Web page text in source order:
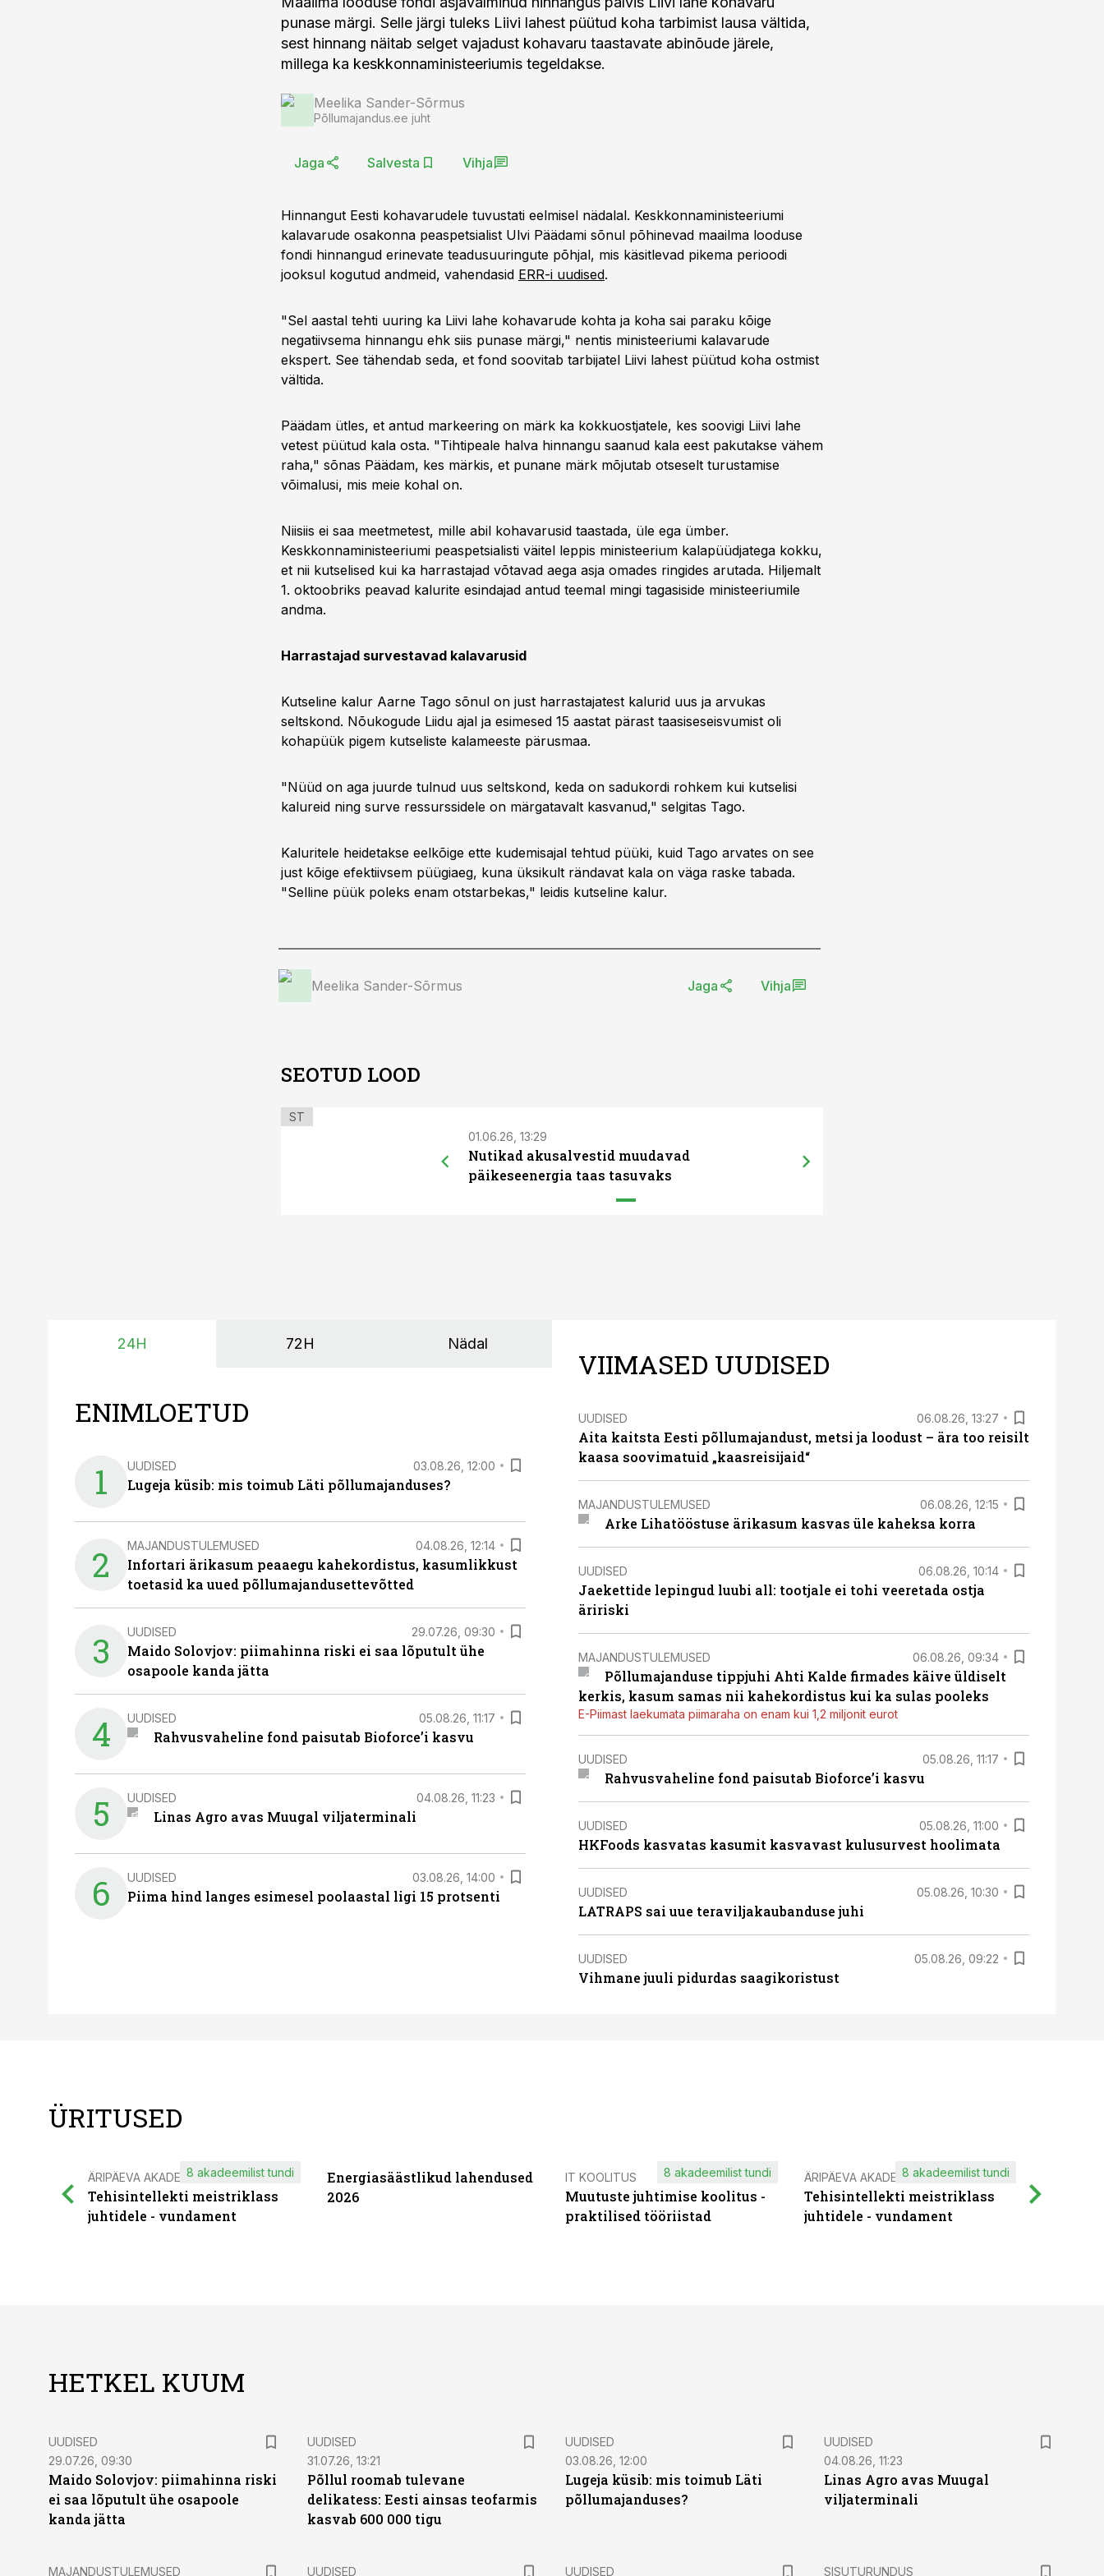
punase märgi. Selle järgi tuleks Liivi lahest püütud koha tarbimist lausa vältida,
sest hinnang näitab selget vajadust kohavaru taastavate abinõude järele,
millega ka keskkonnaministeeriumis tegeldakse.
Meelika Sander-Sõrmus
Põllumajandus.ee juht
Jaga Salvesta Vihja
Hinnangut Eesti kohavarudele tuvustati eelmisel nädalal. Keskkonnaministeeriumi
kalavarude osakonna peaspetsialist Ulvi Päädami sõnul põhinevad maailma looduse
fondi hinnangud erinevate teadusuuringute põhjal, mis käsitlevad pikema perioodi
jooksul kogutud andmeid, vahendasid ERR-i uudised.
"Sel aastal tehti uuring ka Liivi lahe kohavarude kohta ja koha sai paraku kõige
negatiivsema hinnangu ehk siis punase märgi," nentis ministeeriumi kalavarude
ekspert. See tähendab seda, et fond soovitab tarbijatel Liivi lahest püütud koha ostmist
vältida.
Päädam ütles, et antud markeering on märk ka kokkuostjatele, kes soovigi Liivi lahe
vetest püütud kala osta. "Tihtipeale halva hinnangu saanud kala eest pakutakse vähem
raha," sõnas Päädam, kes märkis, et punane märk mõjutab otseselt turustamise
võimalusi, mis meie kohal on.
Niisiis ei saa meetmetest, mille abil kohavarusid taastada, üle ega ümber.
Keskkonnaministeeriumi peaspetsialisti väitel leppis ministeerium kalapüüdjatega kokku,
et nii kutselised kui ka harrastajad võtavad aega asja omades ringides arutada. Hiljemalt
1. oktoobriks peavad kalurite esindajad antud teemal mingi tagasiside ministeeriumile
andma.
Harrastajad survestavad kalavarusid
Kutseline kalur Aarne Tago sõnul on just harrastajatest kalurid uus ja arvukas
seltskond. Nõukogude Liidu ajal ja esimesed 15 aastat pärast taasiseseisvumist oli
kohapüük pigem kutseliste kalameeste pärusmaa.
"Nüüd on aga juurde tulnud uus seltskond, keda on sadukordi rohkem kui kutselisi
kalureid ning surve ressurssidele on märgatavalt kasvanud," selgitas Tago.
Kaluritele heidetakse eelkõige ette kudemisajal tehtud püüki, kuid Tago arvates on see
just kõige efektiivsem püügiaeg, kuna üksikult rändavat kala on väga raske tabada.
"Selline püük poleks enam otstarbekas," leidis kutseline kalur.
Meelika Sander-Sõrmus Jaga Vihja
SEOTUD LOOD
ST
01.06.26, 13:29
Nutikad akusalvestid muudavad
päikeseenergia taas tasuvaks
24H 72H Nädal
ENIMLOETUD
1 UUDISED 03.08.26, 12:00
Lugeja küsib: mis toimub Läti põllumajanduses?
2 MAJANDUSTULEMUSED 04.08.26, 12:14
Infortari ärikasum peaaegu kahekordistus, kasumlikkust
toetasid ka uued põllumajandusettevõtted
3 UUDISED 29.07.26, 09:30
Maido Solovjov: piimahinna riski ei saa lõputult ühe
osapoole kanda jätta
4 UUDISED 05.08.26, 11:17
Rahvusvaheline fond paisutab Bioforce’i kasvu
5 UUDISED 04.08.26, 11:23
Linas Agro avas Muugal viljaterminali
6 UUDISED 03.08.26, 14:00
Piima hind langes esimesel poolaastal ligi 15 protsenti
VIIMASED UUDISED
UUDISED 06.08.26, 13:27
Aita kaitsta Eesti põllumajandust, metsi ja loodust – ära too reisilt
kaasa soovimatuid „kaasreisijaid“
MAJANDUSTULEMUSED 06.08.26, 12:15
Arke Lihatööstuse ärikasum kasvas üle kaheksa korra
UUDISED 06.08.26, 10:14
Jaekettide lepingud luubi all: tootjale ei tohi veeretada ostja
äririski
MAJANDUSTULEMUSED 06.08.26, 09:34
Põllumajanduse tippjuhi Ahti Kalde firmades käive üldiselt
kerkis, kasum samas nii kahekordistus kui ka sulas pooleks
E-Piimast laekumata piimaraha on enam kui 1,2 miljonit eurot
UUDISED 05.08.26, 11:17
Rahvusvaheline fond paisutab Bioforce’i kasvu
UUDISED 05.08.26, 11:00
HKFoods kasvatas kasumit kasvavast kulusurvest hoolimata
UUDISED 05.08.26, 10:30
LATRAPS sai uue teraviljakaubanduse juhi
UUDISED 05.08.26, 09:22
Vihmane juuli pidurdas saagikoristust
ÜRITUSED
ÄRIPÄEVA AKADEEMIA
Tehisintellekti meistriklass
juhtidele - vundament
8 akadeemilist tundi
Energiasäästlikud lahendused
2026
IT KOOLITUS
Muutuste juhtimise koolitus -
praktilised tööriistad
8 akadeemilist tundi ÄRIPÄEVA AKADEEMIA
Tehisintellekti meistriklass
juhtidele - vundament
8 akadeemilist tundi
HETKEL KUUM
UUDISED
29.07.26, 09:30
Maido Solovjov: piimahinna riski
ei saa lõputult ühe osapoole
kanda jätta
UUDISED
31.07.26, 13:21
Põllul roomab tulevane
delikatess: Eesti ainsas teofarmis
kasvab 600 000 tigu
UUDISED
03.08.26, 12:00
Lugeja küsib: mis toimub Läti
põllumajanduses?
UUDISED
04.08.26, 11:23
Linas Agro avas Muugal
viljaterminali
MAJANDUSTULEMUSED UUDISED UUDISED ST
SISUTURUNDUS